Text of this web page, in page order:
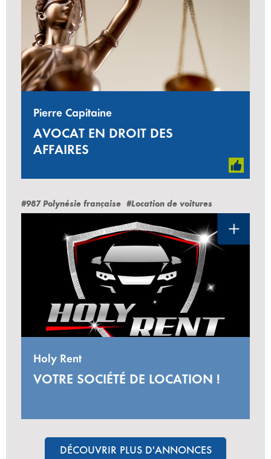
Pierre Capitaine
AVOCAT EN DROIT DES
AFFAIRES
#987 Polynésie française #Location de voitures
Holy Rent
VOTRE SOCIÉTÉ DE LOCATION !
DÉCOUVRIR PLUS D'ANNONCES